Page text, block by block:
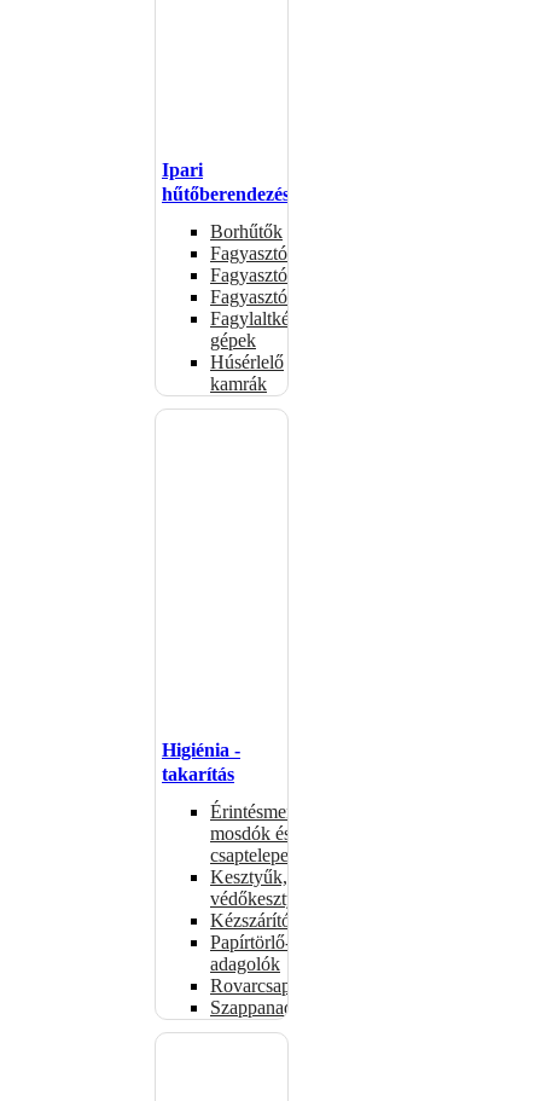
Ipari
hűtőberendezések
Borhűtők
Fagyasztóasztalok
Fagyasztóládák
Fagyasztószekrények
Fagylaltkészítő
gépek
Húsérlelő
kamrák
Higiénia -
takarítás
Érintésmentes
mosdók és
csaptelepek
Kesztyűk,
védőkesztyűk
Kézszárítók
Papírtörlő-
adagolók
Rovarcsapdák
Szappanadagolók